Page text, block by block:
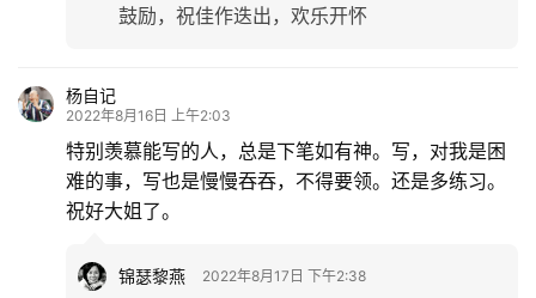
鼓励，祝佳作迭出，欢乐开怀
杨自记
2022年8月16日 上午2:03
特别羡慕能写的人，总是下笔如有神。写，对我是困
难的事，写也是慢慢吞吞，不得要领。还是多练习。
祝好大姐了。
锦瑟黎燕 2022年8月17日 下午2:38